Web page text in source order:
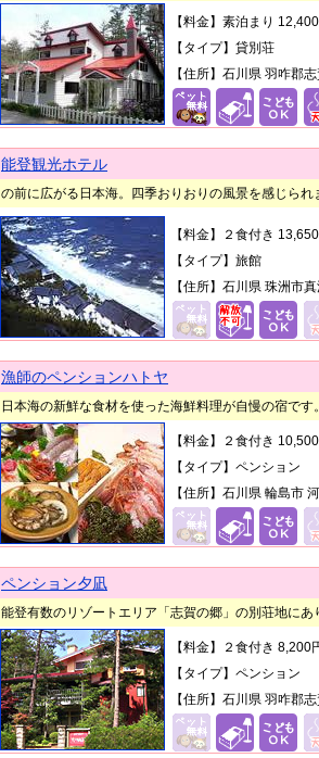
【料金】素泊まり
【タイプ】貸別荘
【住所】石川県 羽咋郡
能登観光ホテル
の前に広がる日本海。四季おりおりの風景を感じら
【料金】２食付き
【タイプ】旅館
【住所】石川県 珠洲市
漁師のペンションハトヤ
日本海の新鮮な食材を使った海鮮料理が自慢の宿です
【料金】２食付き
【タイプ】ペンション
【住所】石川県 輪島市
ペンション夕凪
能登有数のリゾートエリア「志賀の郷」の別荘地にあ
【料金】２食付き 8,200
【タイプ】ペンション
【住所】石川県 羽咋郡